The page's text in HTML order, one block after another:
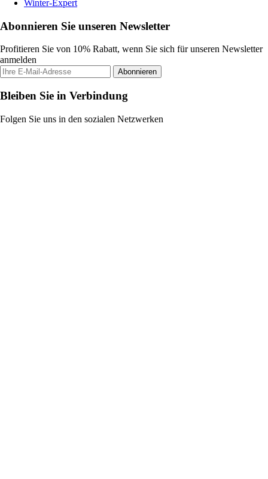
Winter-Expert
Abonnieren Sie unseren Newsletter
Profitieren Sie von 10% Rabatt, wenn Sie sich für unseren Newsletter
anmelden
Abonnieren
Bleiben Sie in Verbindung
Folgen Sie uns in den sozialen Netzwerken